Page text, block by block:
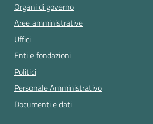
t
a
m
e
n
t
o
Organi di governo
Aree amministrative
Uffici
Enti e fondazioni
Politici
Personale Amministrativo
Documenti e dati